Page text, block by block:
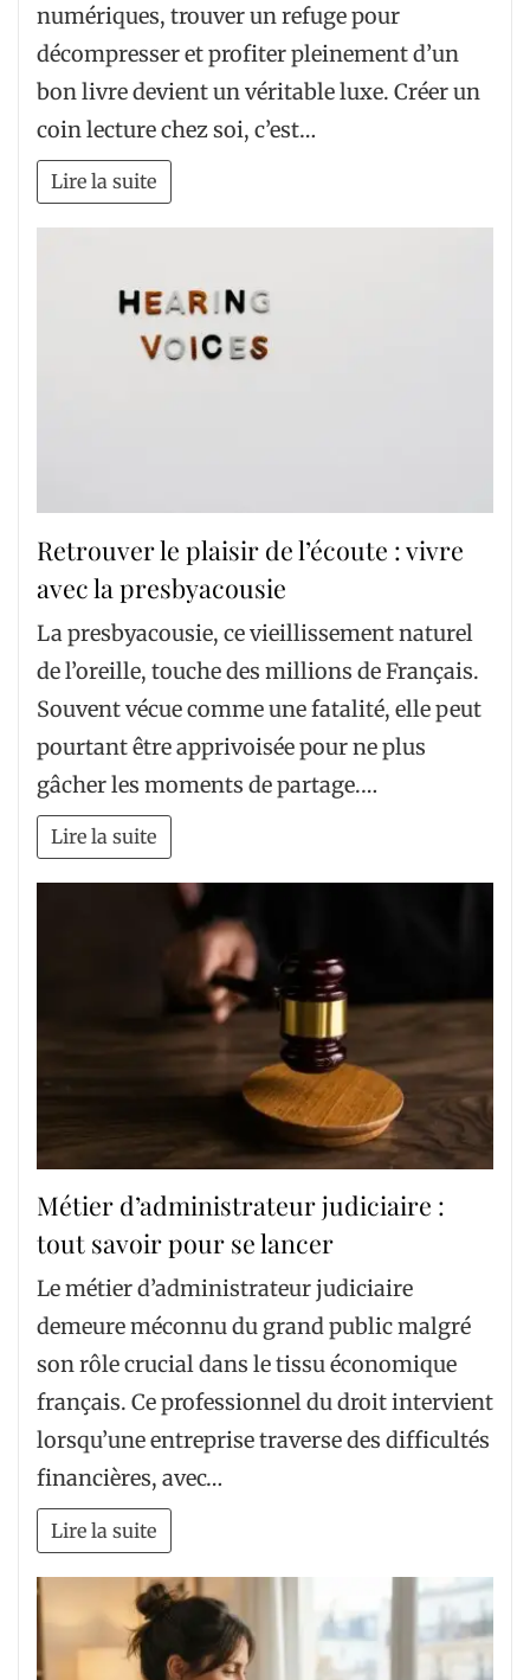
numériques, trouver un refuge pour
décompresser et profiter pleinement d’un
bon livre devient un véritable luxe. Créer un
coin lecture chez soi, c’est…
Lire la suite
Retrouver le plaisir de l’écoute : vivre
avec la presbyacousie
La presbyacousie, ce vieillissement naturel
de l’oreille, touche des millions de Français.
Souvent vécue comme une fatalité, elle peut
pourtant être apprivoisée pour ne plus
gâcher les moments de partage.…
Lire la suite
Métier d’administrateur judiciaire :
tout savoir pour se lancer
Le métier d’administrateur judiciaire
demeure méconnu du grand public malgré
son rôle crucial dans le tissu économique
français. Ce professionnel du droit intervient
lorsqu’une entreprise traverse des difficultés
financières, avec…
Lire la suite